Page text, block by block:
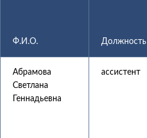
Ф.И.О. Должность
Абрамова
Светлана
Геннадьевна
ассистент